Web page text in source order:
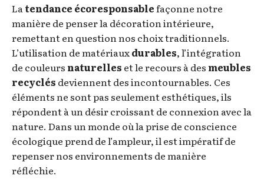
La tendance écoresponsablefaçonne notre
manière de penser la décoration intérieure,
remettant en question nos choix traditionnels.
L’utilisation de matériauxdurables, l’intégration
de couleurs naturelles et le recours à des meubles
recyclés deviennent des incontournables. Ces
éléments ne sont pas seulement esthétiques, ils
répondent à un désir croissant de connexion avec la
nature. Dans un monde où la prise de conscience
écologique prend de l’ampleur, il est impératif de
repenser nos environnements de manière
réfléchie.